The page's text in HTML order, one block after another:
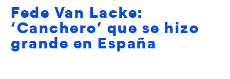
Fede Van Lacke:
‘Canchero’ que se hizo
grande en España